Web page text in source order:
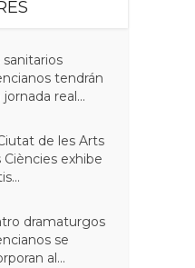
sanitarios
tendrán
jornada real...
de les Arts
Ciències exhibe
dramaturgos
se
al...